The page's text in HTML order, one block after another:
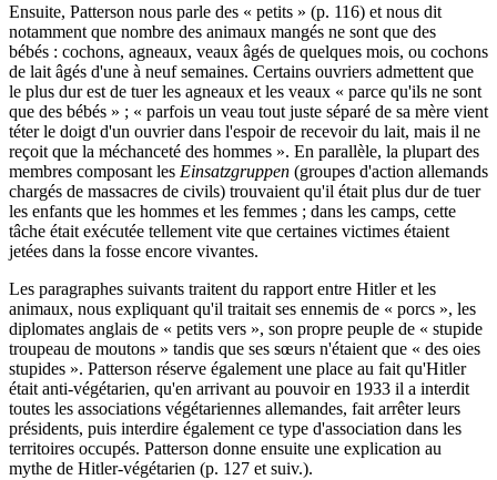
Ensuite, Patterson nous parle des « petits » (p. 116) et nous dit
notamment que nombre des animaux mangés ne sont que des
bébés : cochons, agneaux, veaux âgés de quelques mois, ou cochons
de lait âgés d'une à neuf semaines. Certains ouvriers admettent que
le plus dur est de tuer les agneaux et les veaux « parce qu'ils ne sont
que des bébés » ; « parfois un veau tout juste séparé de sa mère vient
téter le doigt d'un ouvrier dans l'espoir de recevoir du lait, mais il ne
reçoit que la méchanceté des hommes ». En parallèle, la plupart des
membres composant les Einsatzgruppen (groupes d'action allemands
chargés de massacres de civils) trouvaient qu'il était plus dur de tuer
les enfants que les hommes et les femmes ; dans les camps, cette
tâche était exécutée tellement vite que certaines victimes étaient
jetées dans la fosse encore vivantes.
Les paragraphes suivants traitent du rapport entre Hitler et les
animaux, nous expliquant qu'il traitait ses ennemis de « porcs », les
diplomates anglais de « petits vers », son propre peuple de « stupide
troupeau de moutons » tandis que ses sœurs n'étaient que « des oies
stupides ». Patterson réserve également une place au fait qu'Hitler
était anti-végétarien, qu'en arrivant au pouvoir en 1933 il a interdit
toutes les associations végétariennes allemandes, fait arrêter leurs
présidents, puis interdire également ce type d'association dans les
territoires occupés. Patterson donne ensuite une explication au
mythe de Hitler-végétarien (p. 127 et suiv.).